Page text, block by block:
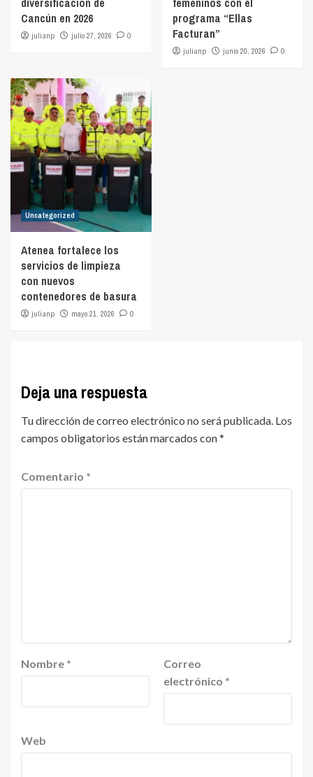
Cancún en 2026
julianp julio 27, 2026 0
programa “Ellas
Facturan”
julianp junio 20, 2026 0
Uncategorized
Atenea fortalece los
servicios de limpieza
con nuevos
contenedores de basura
julianp mayo 21, 2026 0
Deja una respuesta
Tu dirección de correo electrónico no será publicada. Los
campos obligatorios están marcados con*
Comentario *
Nombre *
Correo
electrónico *
Web